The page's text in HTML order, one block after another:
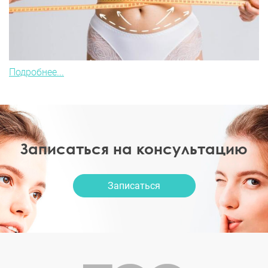
Подробнее...
Записаться на консультацию
Записаться